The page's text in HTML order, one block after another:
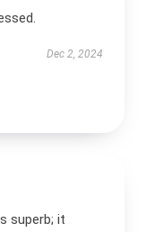
Dec 2, 2024
superb; it